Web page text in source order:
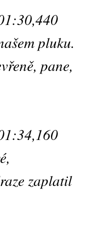
pluku.
pane,
zaplatil